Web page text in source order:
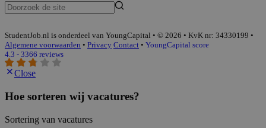
StudentJob.nl is onderdeel van YoungCapital • © 2026 • KvK nr: 34330199 •
Algemene voorwaarden • Privacy Contact • YoungCapital score
4.3 - 3366 reviews
Close
Hoe sorteren wij vacatures?
Sortering van vacatures